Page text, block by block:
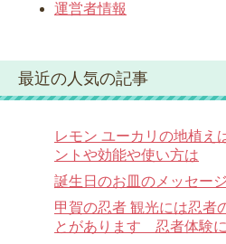
運営者情報
最近の人気の記事
レモン ユーカリの地植
ントや効能や使い方は
誕生日のお皿のメッセー
甲賀の忍者 観光には忍者
とがあります 忍者体験